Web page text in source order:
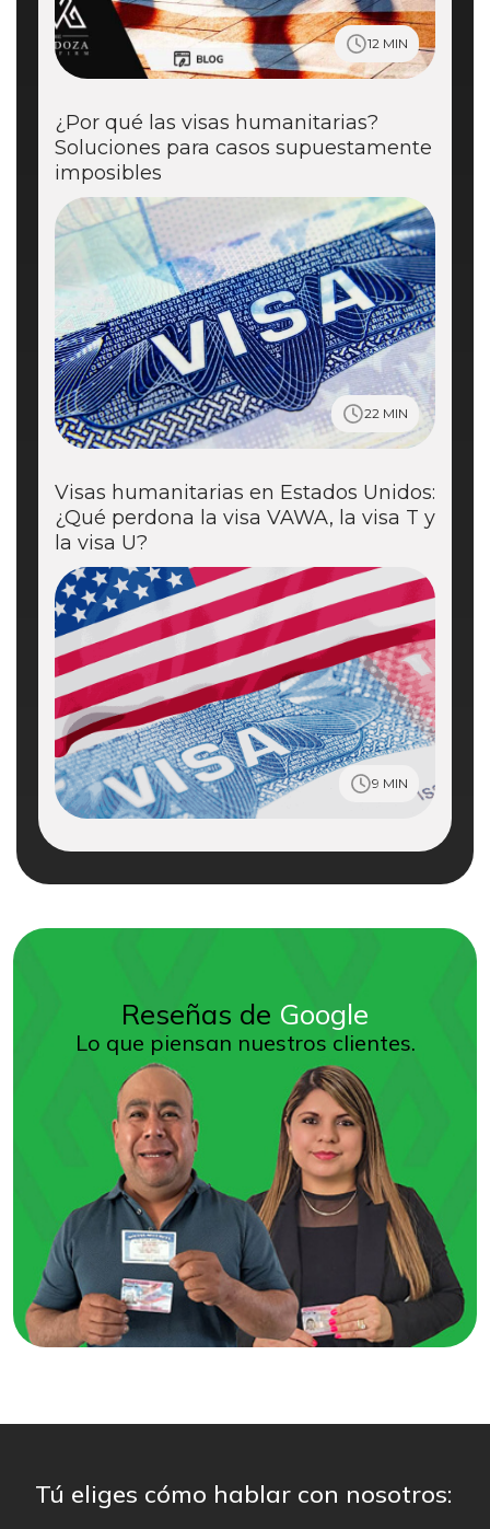
12 MIN
¿Por qué las visas humanitarias?
Soluciones para casos supuestamente
imposibles
22 MIN
Visas humanitarias en Estados Unidos:
¿Qué perdona la visa VAWA, la visa T y
la visa U?
9 MIN
Reseñas de Google
Lo que piensan nuestros clientes.
Tú eliges cómo hablar con nosotros: